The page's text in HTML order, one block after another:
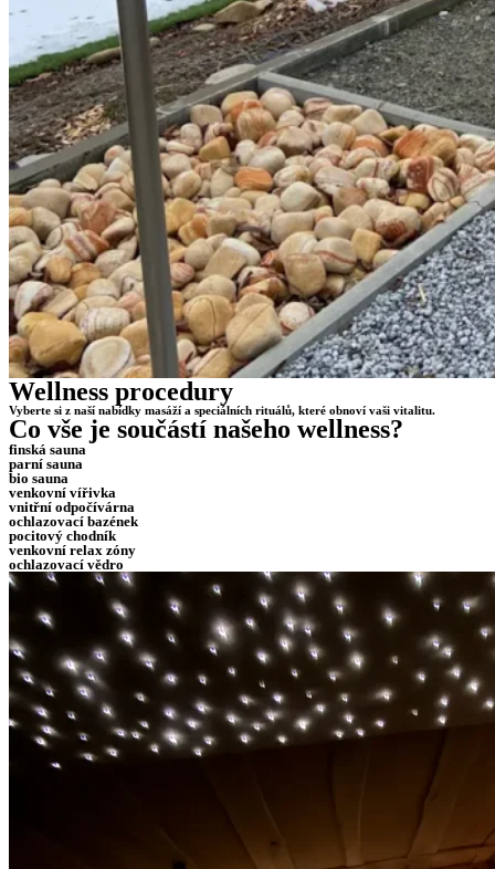
Wellness procedury
Vyberte si z naší nabídky masáží a speciálních rituálů, které obnoví vaši vitalitu.
Co vše je součástí našeho wellness?
finská sauna
parní sauna
bio sauna
venkovní vířivka
vnitřní odpočívárna
ochlazovací bazének
pocitový chodník
venkovní relax zóny
ochlazovací vědro